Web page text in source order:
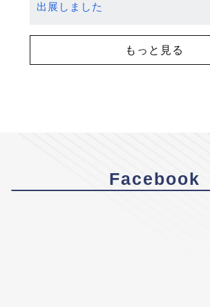
出展しました
もっと見る
Facebook